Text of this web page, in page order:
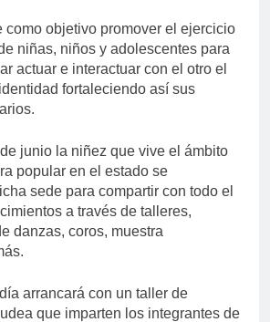
como objetivo promover el ejercicio
niñas, niños y adolescentes para
actuar e interactuar con el otro el
fortaleciendo así sus
junio la niñez que vive el ámbito
popular en el estado se
sede para compartir con todo el
a través de talleres,
danzas, coros, muestra
arrancará con un taller de
que imparten los integrantes de